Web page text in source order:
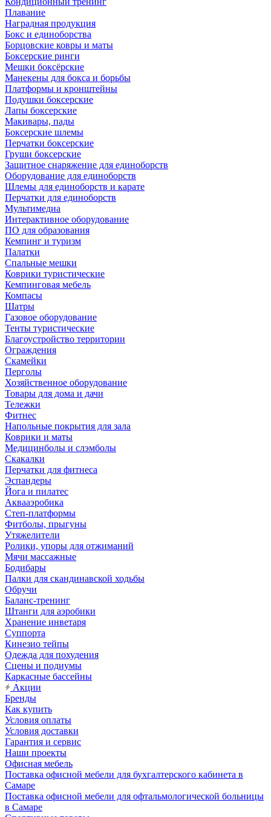
Плавание
Наградная продукция
Бокс и единоборства
Борцовские ковры и маты
Боксерские ринги
Мешки боксёрские
Манекены для бокса и борьбы
Платформы и кронштейны
Подушки боксерские
Лапы боксерские
Макивары, пады
Боксерские шлемы
Перчатки боксерские
Груши боксерские
Защитное снаряжение для единоборств
Оборудование для единоборств
Шлемы для единоборств и карате
Перчатки для единоборств
Мультимедиа
Интерактивное оборудование
ПО для образования
Кемпинг и туризм
Палатки
Спальные мешки
Коврики туристические
Кемпинговая мебель
Компасы
Шатры
Газовое оборудование
Тенты туристические
Благоустройство территории
Ограждения
Скамейки
Перголы
Хозяйственное оборудование
Товары для дома и дачи
Тележки
Фитнес
Напольные покрытия для зала
Коврики и маты
Медицинболы и слэмболы
Скакалки
Перчатки для фитнеса
Эспандеры
Йога и пилатес
Аквааэробика
Степ-платформы
Фитболы, прыгуны
Утяжелители
Ролики, упоры для отжиманий
Мячи массажные
Бодибары
Палки для скандинавской ходьбы
Обручи
Баланс-тренинг
Штанги для аэробики
Хранение инветаря
Суппорта
Кинезио тейпы
Одежда для похудения
Сцены и подиумы
Каркасные бассейны
Акции
Бренды
Как купить
Условия оплаты
Условия доставки
Гарантия и сервис
Наши проекты
Офисная мебель
Поставка офисной мебели для бухгалтерского кабинета в
Самаре
Поставка офисной мебели для офтальмологической больницы
в Самаре